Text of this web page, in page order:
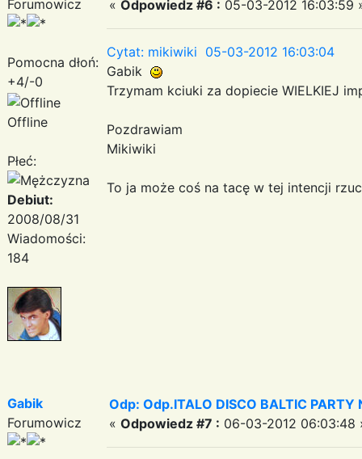
Forumowicz
Pomocna dłoń:
+4/-0
Offline
Płeć:
Debiut:
2008/08/31
Wiadomości:
184
« Odpowiedz #6 : 05-03-2012 16:03:59
Cytat: mikiwiki 05-03-2012 16:03:04
Gabik
Trzymam kciuki za dopiecie WIELKIEJ
Pozdrawiam
Mikiwiki
To ja może coś na tacę w tej intencji
Gabik
Forumowicz
Odp: Odp.ITALO DISCO BALTIC PARTY
« Odpowiedz #7 : 06-03-2012 06:03:48